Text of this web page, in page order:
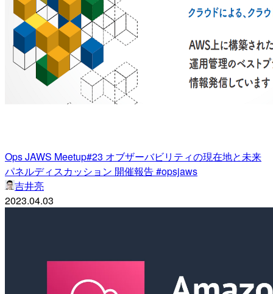
Ops JAWS Meetup#23 オブザーバビリティの現在地と未来
パネルディスカッション 開催報告 #opsjaws
吉井亮
2023.04.03